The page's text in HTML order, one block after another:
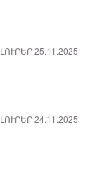
ԼՈՒՐԵՐ 25.11.2025
ԼՈՒՐԵՐ 24.11.2025